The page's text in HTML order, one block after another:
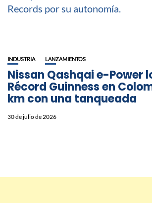
INDUSTRIA LANZAMIENTOS
Nissan Qashqai e-Power
Récord Guinness en
km con una tanqueada
30 de julio de 2026